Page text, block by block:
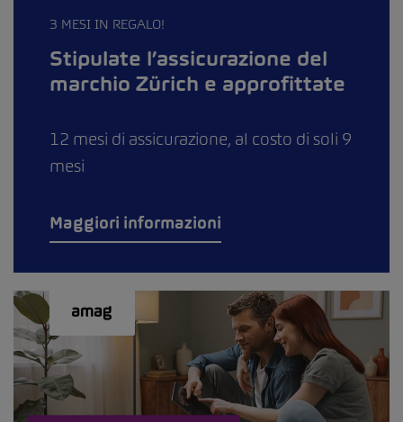
3 MESI IN REGALO!
Stipulate l’assicurazione del
marchio Zürich e approfittate
12 mesi di assicurazione, al costo di soli 9
mesi
Maggiori informazioni